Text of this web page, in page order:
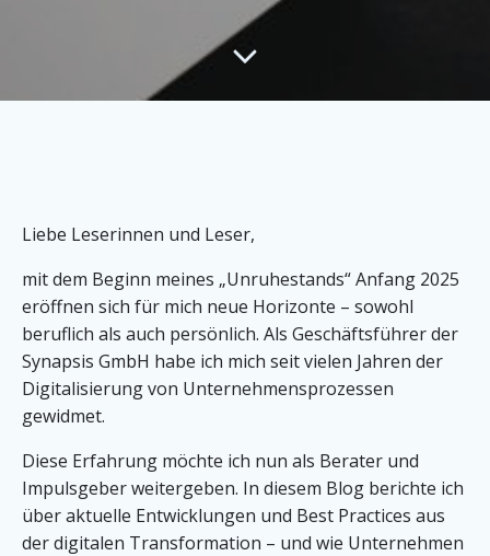
Liebe Leserinnen und Leser,
mit dem Beginn meines „Unruhestands“ Anfang 2025
eröffnen sich für mich neue Horizonte – sowohl
beruflich als auch persönlich. Als Geschäftsführer der
Synapsis GmbH habe ich mich seit vielen Jahren der
Digitalisierung von Unternehmensprozessen
gewidmet.
Diese Erfahrung möchte ich nun als Berater und
Impulsgeber weitergeben. In diesem Blog berichte ich
über aktuelle Entwicklungen und Best Practices aus
der digitalen Transformation – und wie Unternehmen